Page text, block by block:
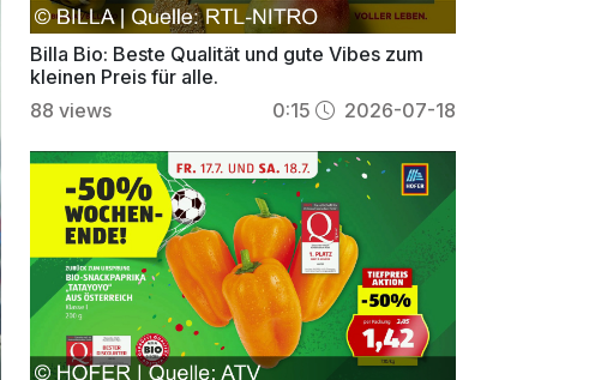
Billa Bio: Beste Qualität und gute Vibes zum
kleinen Preis für alle.
88 views 0:15 2026-07-18